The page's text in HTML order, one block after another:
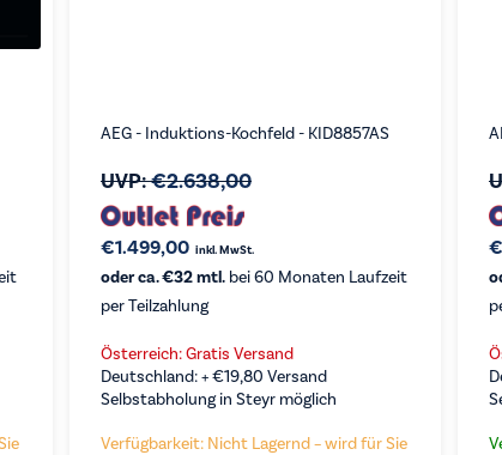
AEG - Induktions-Kochfeld - KID8857AS
UVP:€2.638,00
€1.499,00 inkl. MwSt.
oder ca. €32 mtl.bei 60 Monaten Laufzeit
per Teilzahlung
Österreich: Gratis Versand
Deutschland: +€19,80 Versand
Selbstabholung in Steyr möglich
Verfügbarkeit: Nicht Lagernd – wird für Sie
€